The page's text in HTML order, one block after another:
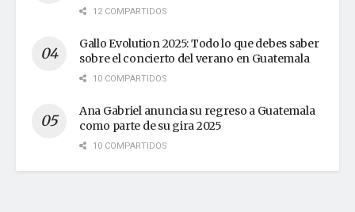
12 COMPARTIDOS
Gallo Evolution 2025: Todo lo que debes saber
sobre el concierto del verano en Guatemala
10 COMPARTIDOS
Ana Gabriel anuncia su regreso a Guatemala
como parte de su gira 2025
10 COMPARTIDOS